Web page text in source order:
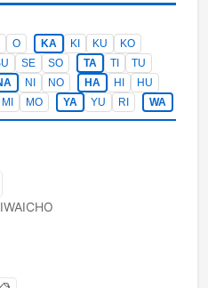
O KA KI KU
KO
SE SO TA TI
TU
NI NO HA HI
HU
MI MO YA YU RI WA